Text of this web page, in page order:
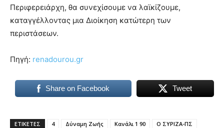
Περιφερειάρχη, θα συνεχίσουμε να λαϊκίζουμε,
καταγγέλλοντας μια Διοίκηση κατώτερη των
περιστάσεων.
Πηγή: renadourou.gr
Share on Facebook Tweet
ΕΤΙΚΕΤΕΣ 4 Δύναμη Ζωής Κανάλι 1 90
Ο ΣΥΡΙΖΑ-ΠΣ